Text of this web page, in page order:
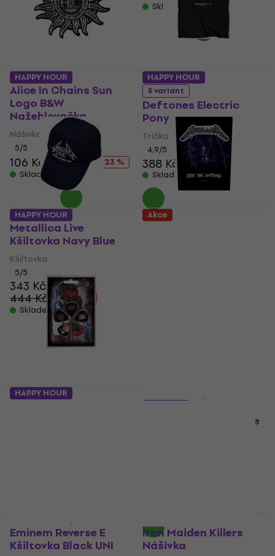
Skladem
Alice In Chains Sun
Logo B&W
Nažehlovačka
Nášivka / Odznak
5/5
106 Kč 138 Kč
- 23 %
Skladem
5 variant
Deftones Electric
Pony
Tričko
4,9/5
388 Kč 396 Kč
Skladem
HAPPY HOUR
Metallica Live
Kšiltovka Navy Blue
Kšiltovka
5/5
343 Kč
444 Kč
- 23 %
Skladem
HAPPY HOUR
HAPPY HOUR Akce
Metallica And Justice
HAPPY HOUR
Eminem Reverse E
Kšiltovka Black UNI
Iron Maiden Killers
Nášivka